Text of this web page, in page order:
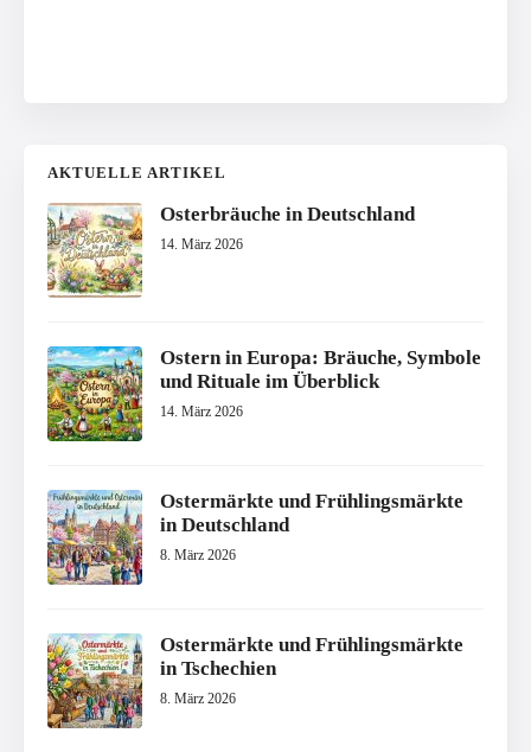
AKTUELLE ARTIKEL
Osterbräuche in Deutschland
14. März 2026
Ostern in Europa: Bräuche, Symbole
und Rituale im Überblick
14. März 2026
Ostermärkte und Frühlingsmärkte
in Deutschland
8. März 2026
Ostermärkte und Frühlingsmärkte
in Tschechien
8. März 2026